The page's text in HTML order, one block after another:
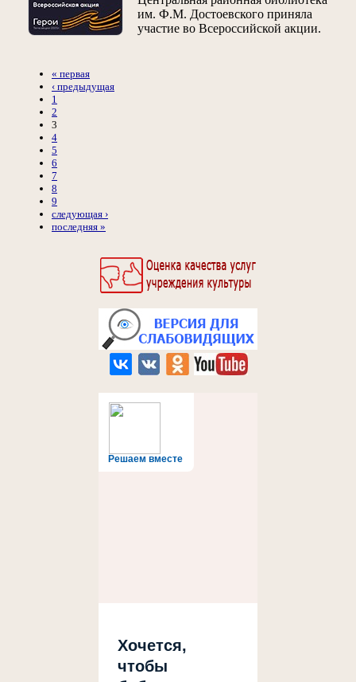
Решаем вместе
Хочется,
чтобы
им. Ф.М. Достоевского приняла
участие во Всероссийской акции.
« первая
‹ предыдущая
1
2
3
4
5
6
7
8
9
следующая ›
последняя »